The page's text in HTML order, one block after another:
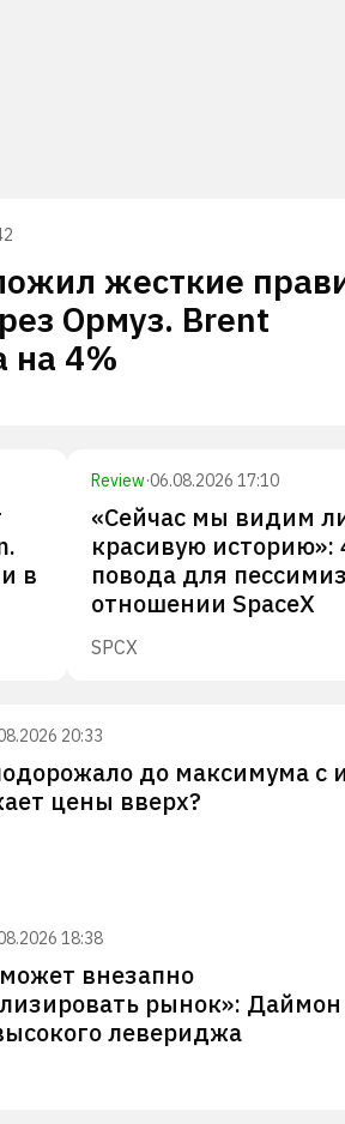
жесткие
Ормуз. Brent
на 4%
в
Review·06.08.2026 17:10
«Сейчас мы видим
красивую историю»:
повода для
отношении SpaceX
SPCX
20:33
до максимума с
цены вверх?
18:38
внезапно
рынок»:
левериджа